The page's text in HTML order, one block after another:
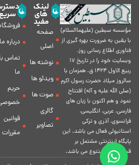
مؤسسه سبطين (عليهماالسلام)
با يقين به ضرورت بهره گیرى از
فناورى اطلاع رسانى روز،
وبسایت خود را در تاريخ 17
ربيع الاول 1424 ق. همزمان با
سالروز ميلاد حضرت رسول اكرم
(صلی الله علیه و آله) افتتاح
نمود و هم اكنون با زبان های
فارسی، عربى، انگلیسی،
فرانسوی، آذری و ترکی
استانبولی فعال مى باشد. اين
پايگاه اينترنتى مشتمل بر
قسمت هاى متنوع مى باشد.
لینک
های
مفید
صفحه
اصلی
نوشته ها
ویدئو ها
صوت ها
گالری
تصاویر
سریع
درباره ما
تماس با
ما
حریم
قوانین
مقررات